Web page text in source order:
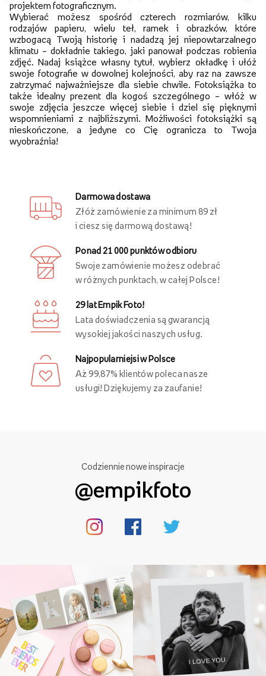
projektem fotograficznym.
Wybierać możesz spośród czterech rozmiarów, kilku
rodzajów papieru, wielu teł, ramek i obrazków, które
wzbogacą Twoją historię i nadadzą jej niepowtarzalnego
klimatu – dokładnie takiego, jaki panował podczas robienia
zdjęć. Nadaj książce własny tytuł, wybierz okładkę i ułóż
swoje fotografie w dowolnej kolejności, aby raz na zawsze
zatrzymać najważniejsze dla siebie chwile. Fotoksiążka to
także idealny prezent dla kogoś szczególnego – włóż w
swoje zdjęcia jeszcze więcej siebie i dziel się pięknymi
wspomnieniami z najbliższymi. Możliwości fotoksiążki są
nieskończone, a jedyne co Cię ogranicza to Twoja
wyobraźnia!
Darmowa dostawa
Złóż zamówienie za minimum 89 zł
i ciesz się darmową dostawą!
Ponad 21 000 punktów odbioru
Swoje zamówienie możesz odebrać
w różnych punktach, w całej Polsce!
29 lat Empik Foto!
Lata doświadczenia są gwarancją
wysokiej jakości naszych usług.
Najpopularniejsi w Polsce
Aż 99,87% klientów poleca nasze
usługi! Dziękujemy za zaufanie!
Codziennie nowe inspiracje
@empikfoto